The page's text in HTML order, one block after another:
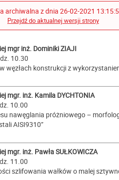
archiwalna z dnia 26-02-2021
Przejdź do aktualnej wersji strony
mgr inż. Dominiki ZIAJI
10.30
węzłach konstrukcji z
mgr. inż. Kamila DYCHTONIA
10.00
nawęglania próżniowego –
AISI9310”
mgr. inż. Pawła SUŁKOWICZA
11.00
szlifowania wałków o malej